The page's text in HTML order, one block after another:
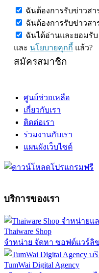
ฉันต้องการรับข่าวสา
ฉันต้องการรับข่าวสา
ฉันได้อ่านและยอมรับ
และ นโยบายคุกกี้ แล้ว?
สมัครสมาชิก
ศูนย์ช่วยเหลือ
เกี่ยวกับเรา
ติดต่อเรา
ร่วมงานกับเรา
แผนผังเว็บไซต์
บริการของเรา
Thaiware Shop
จำหน่าย จัดหา ซอฟต์แวร์ลิ
TumWai Digital Agency